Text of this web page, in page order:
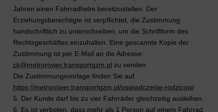
Jahren einen Fahrradhelm bereitzustellen. Der
Erziehungsberechtigte ist verpflichtet, die Zustimmung
handschriftlich zu unterschreiben, um die Schriftform des
Rechtsgeschäftes einzuhalten. Eine gescannte Kopie der
Zustimmung ist per E-Mail an die Adresse:
ck@metrorower.transportgzm.pl zu senden
Die Zustimmungsvorlage finden Sie auf
https://metrorower.transportgzm.pl/oswiadczenie-rodzicow/
5. Der Kunde darf bis zu vier Fahrräder gleichzeitig ausleihen.
6. Es ist verboten, dass mehr als 1 Person auf einem Fahrrad